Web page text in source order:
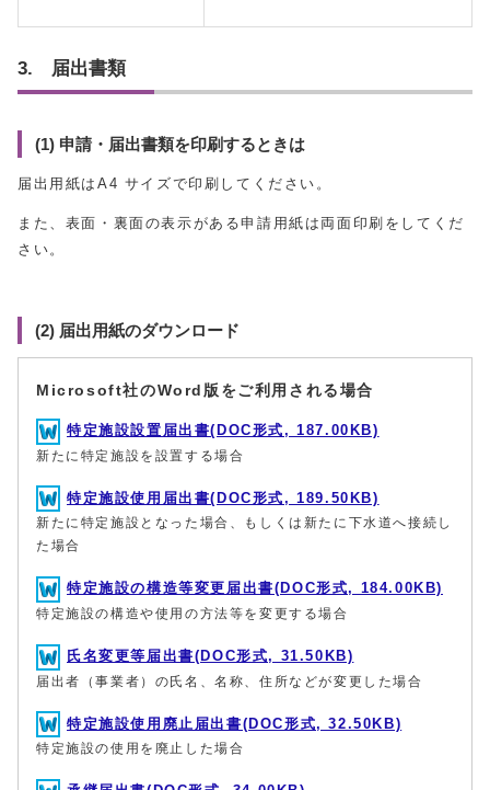
3. 届出書類
(1) 申請・届出書類を印刷するときは
届出用紙はA4 サイズで印刷してください。
また、表面・裏面の表示がある申請用紙は両面印刷をしてくだ
さい。
(2) 届出用紙のダウンロード
Microsoft社のWord版をご利用される場合
特定施設設置届出書(DOC形式, 187.00KB)
新たに特定施設を設置する場合
特定施設使用届出書(DOC形式, 189.50KB)
新たに特定施設となった場合、もしくは新たに下水道へ接続し
た場合
特定施設の構造等変更届出書(DOC形式, 184.00KB)
特定施設の構造や使用の方法等を変更する場合
氏名変更等届出書(DOC形式, 31.50KB)
届出者（事業者）の氏名、名称、住所などが変更した場合
特定施設使用廃止届出書(DOC形式, 32.50KB)
特定施設の使用を廃止した場合